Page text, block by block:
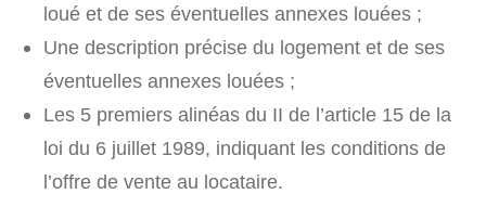
loué et de ses éventuelles annexes louées ;
Une description précise du logement et de ses
éventuelles annexes louées ;
Les 5 premiers alinéas du II de l’article 15 de la
loi du 6 juillet 1989, indiquant les conditions de
l’offre de vente au locataire.